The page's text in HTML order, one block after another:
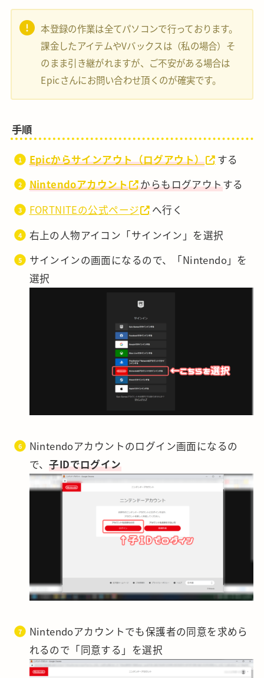
本登録の作業は全てパソコンで行っております。
課金したアイテムやVバックスは（私の場合）そ
のまま引き継がれますが、ご不安がある場合は
Epicさんにお問い合わせ頂くのが確実です。
手順
Epicからサインアウト（ログアウト）
する
Nintendoアカウント
からもログアウトする
FORTNITEの公式ページ
へ行く
右上の人物アイコン「サインイン」を選択
サインインの画面になるので、「Nintendo」を
選択
Nintendoアカウントのログイン画面になるの
で、子IDでログイン
Nintendoアカウントでも保護者の同意を求めら
れるので「同意する」を選択